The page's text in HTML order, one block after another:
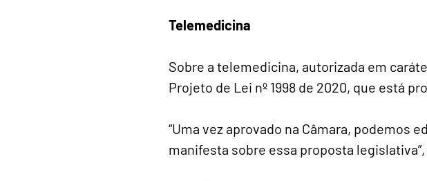
Telemedicina
Sobre a telemedicina, autorizada em
Projeto de Lei nº 1998 de 2020, que está
“Uma vez aprovado na Câmara, podemos
manifesta sobre essa proposta legislativa”,